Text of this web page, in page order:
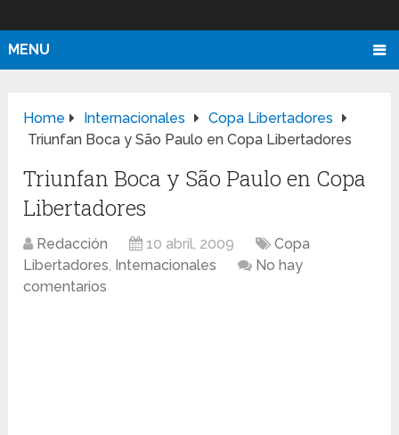
MENU
Home Internacionales
Copa Libertadores
Triunfan Boca y São Paulo en Copa Libertadores
Triunfan Boca y São Paulo en Copa
Libertadores
Redacción 10 abril, 2009
Copa
Libertadores, Internacionales
No hay
comentarios